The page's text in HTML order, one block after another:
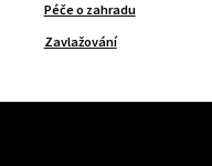
Péče o zahradu
Zavlažování